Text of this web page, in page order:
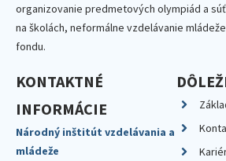
organizovanie predmetových olympiád a
na školách, neformálne vzdelávanie
fondu.
KONTAKTNÉ
INFORMÁCIE
Národný inštitút vzdelávania a
mládeže